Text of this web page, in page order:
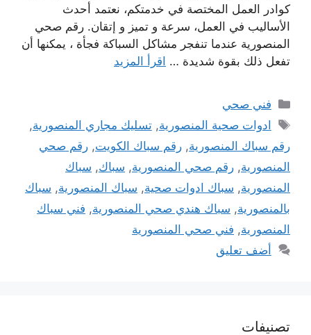
كوادر العمل المختصة في خدمتكم، نعتمد أحدث
الأساليب في العمل، سرعة و تميز و إتقان. رقم صحي
المنصورية عندما تنفجر مشاكل السباكة فجأة ، يمكنها أن
تفعل ذلك بقوة شديدة … اقرأ المزيد
التصنيفات
فني صحي
الوسوم
ادوات صحية المنصورية,تسليك مجاري المنصورية,
رقم سباك المنصورية, رقم سباك الكويت, رقم صحي
المنصورية, رقم صحي المنصورية, سباك, سباك
المنصورية, سباك ادوات صحية, سباك المنصورية, سباك
بالمنصورية, سباك هندي صحي المنصورية, فني سباك
المنصورية, فني صحي المنصورية
أضف تعليق
تصنيفات